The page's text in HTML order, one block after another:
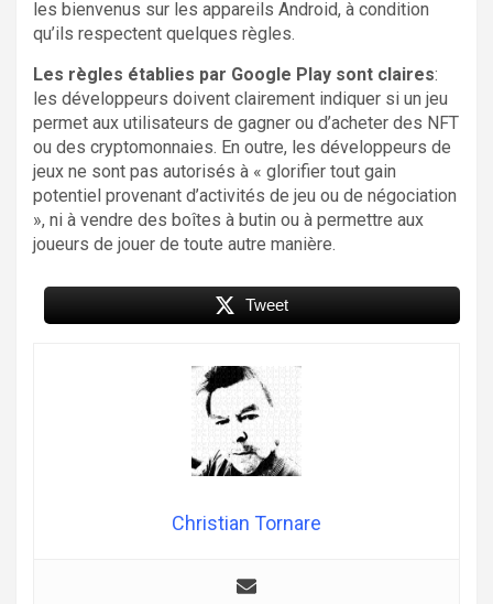
les bienvenus sur les appareils Android, à condition
qu’ils respectent quelques règles.
Les règles établies par Google Play sont claires:
les développeurs doivent clairement indiquer si un jeu
permet aux utilisateurs de gagner ou d’acheter des NFT
ou des cryptomonnaies. En outre, les développeurs de
jeux ne sont pas autorisés à « glorifier tout gain
potentiel provenant d’activités de jeu ou de négociation
», ni à vendre des boîtes à butin ou à permettre aux
joueurs de jouer de toute autre manière.
Tweet
Christian Tornare